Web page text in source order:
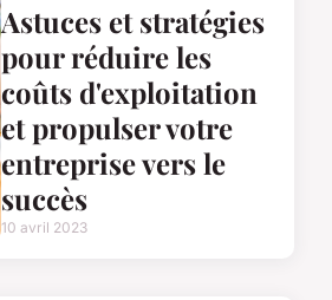
Astuces et stratégies
pour réduire les
coûts d'exploitation
et propulser votre
entreprise vers le
succès
10 avril 2023